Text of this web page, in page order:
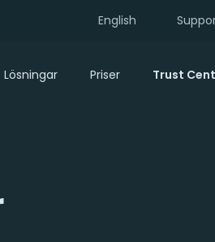
English
Lösningar Priser Trust